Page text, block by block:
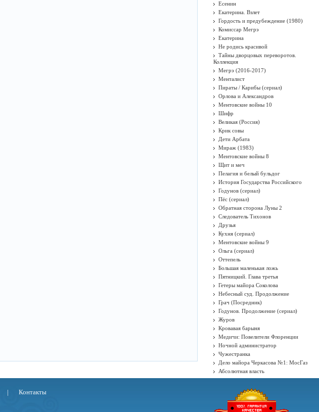
Есенин
Екатерина. Взлет
Гордость и предубеждение (1980)
Комиссар Мегрэ
Екатерина
Не родись красивой
Тайны дворцовых переворотов.
Коллекция
Мегрэ (2016-2017)
Менталист
Пираты / Карибы (сериал)
Орлова и Александров
Ментовские войны 10
Шифр
Великая (Россия)
Крик совы
Дети Арбата
Мираж (1983)
Ментовские войны 8
Щит и меч
Пелагия и белый бульдог
История Государства Российского
Годунов (сериал)
Пёс (сериал)
Обратная сторона Луны 2
Следователь Тихонов
Друзья
Кухня (сериал)
Ментовские войны 9
Ольга (сериал)
Оттепель
Большая маленькая ложь
Пятницкий. Глава третья
Гетеры майора Соколова
Небесный суд. Продолжение
Грач (Посредник)
Годунов. Продолжение (сериал)
Журов
Кровавая барыня
Медичи: Повелители Флоренции
Ночной администратор
Чужестранка
Дело майора Черкасова №1: МосГаз
Абсолютная власть
| Контакты